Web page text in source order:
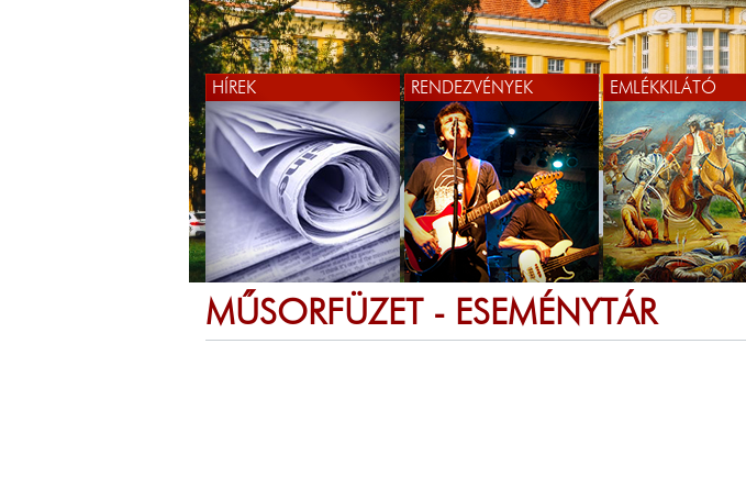
HÍREK RENDEZVÉNYEK EMLÉKKILÁTÓ
MŰSORFÜZET - ESEMÉNYTÁR